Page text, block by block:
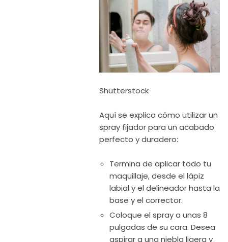
Shutterstock
Aquí se explica cómo utilizar un
spray fijador para un acabado
perfecto y duradero:
Termina de aplicar todo tu
maquillaje, desde el lápiz
labial y el delineador hasta la
base y el corrector.
Coloque el spray a unas 8
pulgadas de su cara. Desea
aspirar a una niebla ligera y